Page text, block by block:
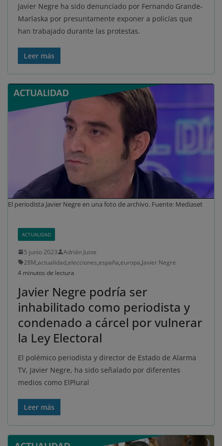
Javier Negre ha sido denunciado por Fernando Grande-
Marlaska por presuntamente exponer a policías que
han trabajado durante las protestas.
Leer más
El periodista Javier Negre en una foto de archivo. Fuente: Mediaset
ACTUALIDAD
5 junio 2023
Adrián Juste
28M,actualidad,elecciones,españa,europa,Javier Negre
4 minutos de lectura
Javier Negre podría ser
inhabilitado como periodista y
condenado a cárcel por vulnerar
la Ley Electoral
El polémico periodista y director de Estado de Alarma
TV, Javier Negre, ha sido señalado por diferentes
medios como ElPlural
Leer más